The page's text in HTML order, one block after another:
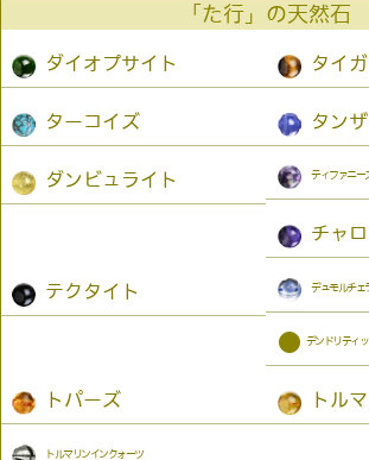
「た行」の天然石
ダイオプサイト タイ
ターコイズ タン
ダンビュライト ティファニー
チャ
テクタイト デュモルチェ
● デンドリティ
トパーズ トル
トルマリンインクォーツ